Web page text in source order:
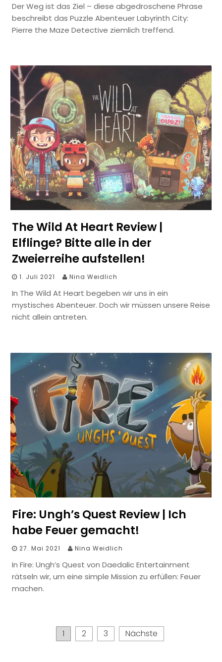
Der Weg ist das Ziel – diese abgedroschene Phrase
beschreibt das Puzzle Abenteuer Labyrinth City:
Pierre the Maze Detective ziemlich treffend.
The Wild At Heart Review |
Elflinge? Bitte alle in der
Zweierreihe aufstellen!
1. Juli 2021 Nina Weidlich
In The Wild At Heart begeben wir uns in ein
mystisches Abenteuer. Doch wir müssen unsere Reise
nicht allein antreten.
Fire: Ungh’s Quest Review | Ich
habe Feuer gemacht!
27. Mai 2021 Nina Weidlich
In Fire: Ungh’s Quest von Daedalic Entertainment
rätseln wir, um eine simple Mission zu erfüllen: Feuer
machen.
Seitennummerierung
1 2 3 Nächste